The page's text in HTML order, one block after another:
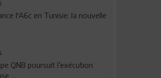
l'A6c en Tunisie: la nouvelle
QNB poursuit l’exécution
...